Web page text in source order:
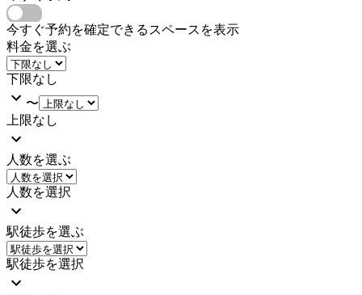
今すぐ予約を確定できるスペースを表示
料金を選ぶ
下限なし
〜
上限なし
人数を選ぶ
人数を選択
駅徒歩を選ぶ
駅徒歩を選択